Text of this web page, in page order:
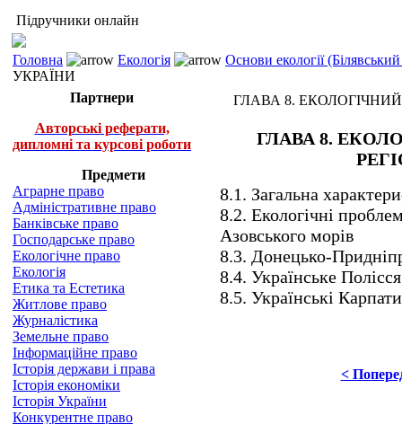
Підручники онлайн
Головна Екологія
Основи екології
УКРАЇНИ
Партнери
Авторські реферати,
дипломні та курсові роботи
Предмети
Аграрне право
Адміністративне право
Банківське право
Господарське право
Екологічне право
Екологія
Етика та Естетика
Житлове право
Журналістика
Земельне право
Інформаційне право
Історія держави і права
Історія економіки
Історія України
Конкурентне право
ГЛАВА 8.
ГЛАВА 8.
8.1. Загальна
8.2. Екологічні
Азовського морів
8.3. Донецько-
8.4. Українське Полісся
8.5. Українські Карпати
<